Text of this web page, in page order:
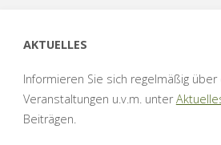
AKTUELLES
Informieren Sie sich regelmäßig
Veranstaltungen u.v.m. unter
Beiträgen.